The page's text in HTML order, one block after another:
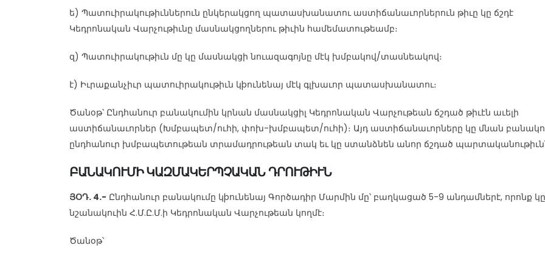
ե) Պատուիրակութիւններուն ընկերակցող պատասխանատու աստիճանաւորներուն թիւը կը ճշդէ
Կեդրոնական Վարչութիւնը մասնակցողներու թիւին համեմատութեամբ։
զ) Պատուիրակութիւն մը կը մասնակցի նուազագոյնը մէկ խմբակով/տասնեակով։
է) Իւրաքանչիւր պատուիրակութիւն կþունենայ մէկ գլխաւոր պատասխանատու։
Ծանօթ՝ Ընդհանուր բանակումին կրնան մասնակցիլ Կեդրոնական Վարչութեան ճշդած թիւէն աւելի
աստիճանաւորներ (Խմբապետ/ուհի, փոխ-խմբապետ/ուհի)։ Այդ աստիճանաւորները կը մնան
ընդհանուր խմբապետութեան տրամադրութեան տակ եւ կը ստանձնեն անոր ճշդած
ԲԱՆԱԿՈՒՄԻ ԿԱԶՄԱԿԵՐՊՉԱԿԱՆ ԴՐՈՒԹԻՒՆ
ՅՕԴ. 4.- Ընդհանուր բանակումը կþունենայ Գործադիր Մարմին մը՝ բաղկացած 5-9 անդամներէ, որոնք կը
նշանակուին Հ.Մ.Ը.Մ.ի Կեդրոնական Վարչութեան կողմէ։
Ծանօթ՝